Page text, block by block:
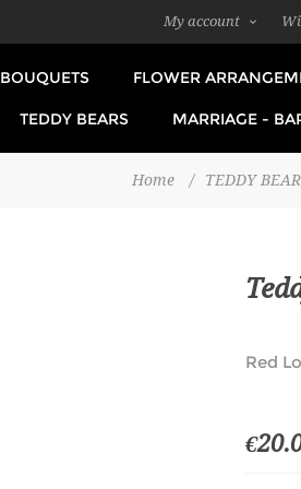
My account
BOUQUETS FLOWER
TEDDY BEARS MARRIAGE -
Home / TEDDY
Red